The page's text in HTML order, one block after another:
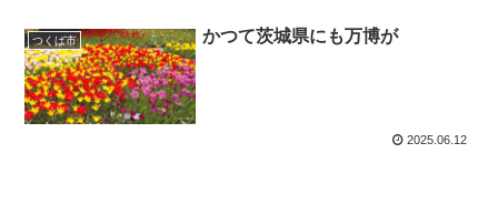
つくば市 かつて茨城県にも万博が
2025.06.12